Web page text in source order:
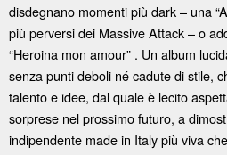
disdegnano momenti più dark – una
più perversi dei Massive Attack – o
“Heroina mon amour” . Un album
senza punti deboli né cadute di stile,
talento e idee, dal quale è lecito
sorprese nel prossimo futuro, a
indipendente made in Italy più viva